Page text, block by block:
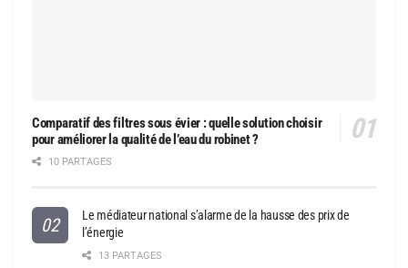
Comparatif des filtres sous évier : quelle solution choisir
pour améliorer la qualité de l’eau du robinet ?
10 PARTAGES
Le médiateur national s’alarme de la hausse des prix de
l’énergie
13 PARTAGES